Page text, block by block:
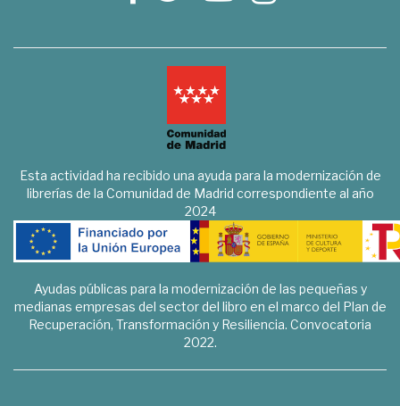
Esta actividad ha recibido una ayuda para la modernización de
librerías de la Comunidad de Madrid correspondiente al año
2024
Ayudas públicas para la modernización de las pequeñas y
medianas empresas del sector del libro en el marco del Plan de
Recuperación, Transformación y Resiliencia. Convocatoria
2022.